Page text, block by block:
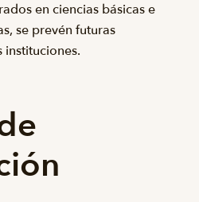
en ciencias básicas e
se prevén futuras